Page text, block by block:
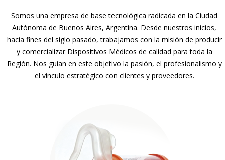
Somos una empresa de base tecnológica radicada en la Ciudad
Autónoma de Buenos Aires, Argentina. Desde nuestros inicios,
hacia fines del siglo pasado, trabajamos con la misión de producir
y comercializar Dispositivos Médicos de calidad para toda la
Región. Nos guían en este objetivo la pasión, el profesionalismo y
el vínculo estratégico con clientes y proveedores.